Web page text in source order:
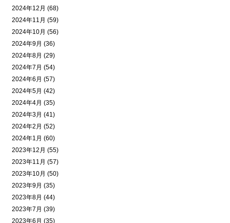
2024年12月 (68)
2024年11月 (59)
2024年10月 (56)
2024年9月 (36)
2024年8月 (29)
2024年7月 (54)
2024年6月 (57)
2024年5月 (42)
2024年4月 (35)
2024年3月 (41)
2024年2月 (52)
2024年1月 (60)
2023年12月 (55)
2023年11月 (57)
2023年10月 (50)
2023年9月 (35)
2023年8月 (44)
2023年7月 (39)
2023年6月 (35)